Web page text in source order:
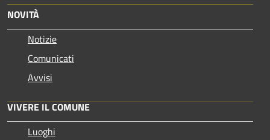
NOVITÀ
Notizie
Comunicati
Avvisi
VIVERE IL COMUNE
Luoghi